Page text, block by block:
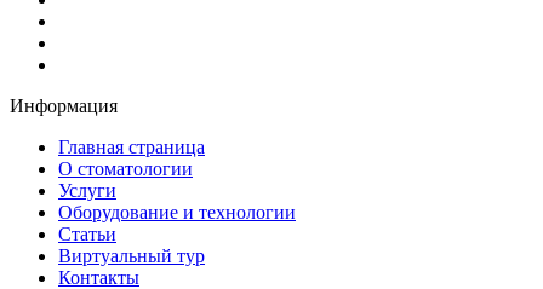
Информация
Главная страница
О стоматологии
Услуги
Оборудование и технологии
Статьи
Виртуальный тур
Контакты